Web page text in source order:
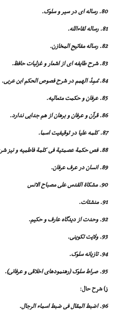
80. رساله اى در سیر و سلوک.
81. رساله لقاءالله.
82. رساله مفاتیح المخازن.
83. شرح طایفه اى از اشعار و غزلیات حافظ.
84. مُمِدّ الهمم در شرح فصوص الحکم ابن عربى.
85. عرفان و حکمت متعالیه.
86. قرآن و عرفان و برهان از هم جدایى ندارد.
87. کلمه علیا در توقیفیت اسما.
88. فص حکمة عصمتیة فى کلمة فاطمیه و نیز شرح آن.
89. انسان در عرف عرفان.
90. مشکاة القدس على مصباح الانس
91. منشئات.
92. وحدت از دیدگاه عارف و حکیم.
93. ولایت تکوینى.
94. تازیانه سلوک.
95. صراط سلوک (رهنمودهاى اخلاقى و عرفانى).
ز) شرح حال:
96. اضبط المقال فى ضبط اسماء الرجال.